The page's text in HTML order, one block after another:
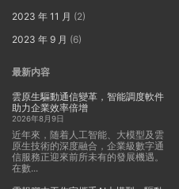
2023 年 11 月 (2)
2023 年 9 月 (6)
最新内容
雲原生驅動通信變革，智能調度軟件
助力企業效率倍增
2026年8月9日
近年來，随着人工智能、大模型及雲
原生技術的深度融合，企業級數字通
信服務正迎來前所未有的發展機遇。
在數...